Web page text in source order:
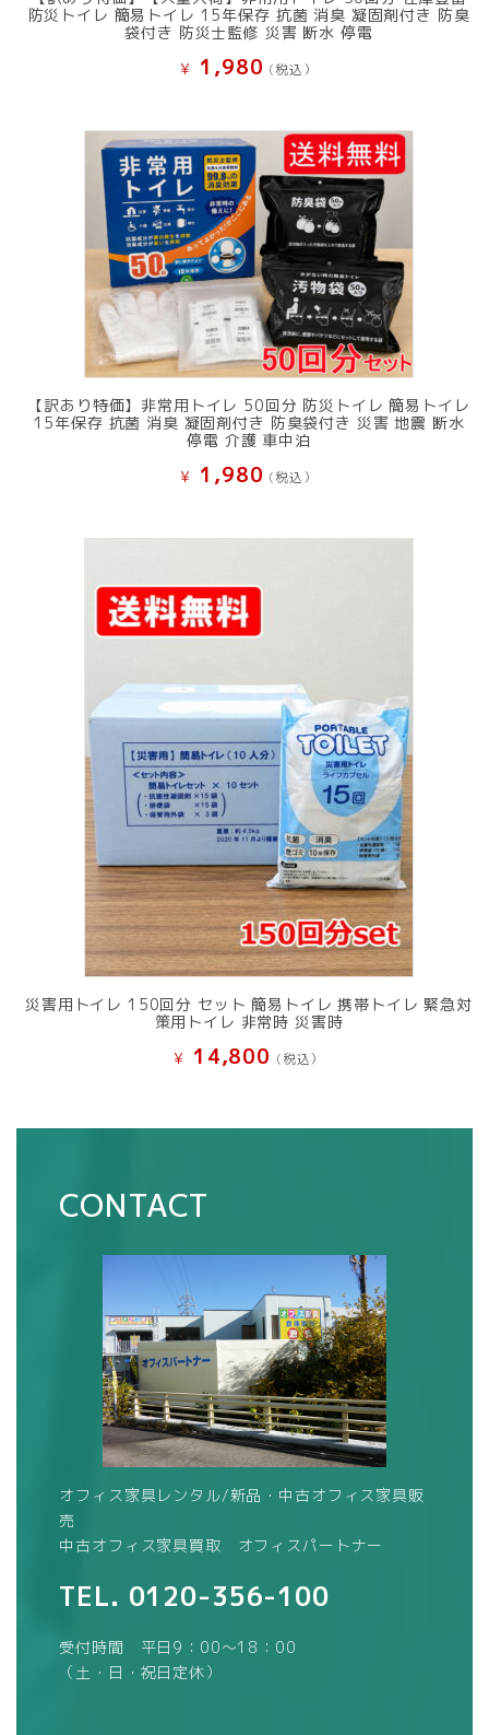
防災トイレ 簡易トイレ 15年保存 抗菌 消臭 凝固剤付き 防臭
袋付き 防災士監修 災害 断水 停電
¥ 1,980 (税込）
【訳あり特価】非常用トイレ 50回分 防災トイレ 簡易トイレ
15年保存 抗菌 消臭 凝固剤付き 防臭袋付き 災害 地震 断水
停電 介護 車中泊
¥ 1,980 (税込）
災害用トイレ 150回分 セット 簡易トイレ 携帯トイレ 緊急対
策用トイレ 非常時 災害時
¥ 14,800 (税込）
CONTACT
オフィス家具レンタル/新品・中古オフィス家具販
売
中古オフィス家具買取 オフィスパートナー
TEL. 0120-356-100
受付時間 平日9：00～18：00
（土・日・祝日定休）